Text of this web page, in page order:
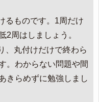
るものです。1周だけ
2周はしましょう。
、丸付けだけで終わら
。わからない問題や間
きらめずに勉強しまし